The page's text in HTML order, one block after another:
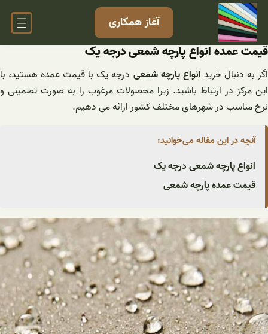
رفتن
محتوا
آغاز همکاری
قیمت عمده انواع پارچه شمعی درجه یک
اگر به دنبال خرید انواع پارچه شمعی درجه یک با قیمت عمده هستید، با
این مرکز در ارتباط باشید. زیرا محصولات مرغوب را به صورت تصمینی و
نرخ مناسب در شهرهای مختلف کشور ارائه می دهیم.
آنچه در این مقاله می‌خوانید:
انواع پارچه شمعی درجه یک
قیمت عمده پارچه شمعی